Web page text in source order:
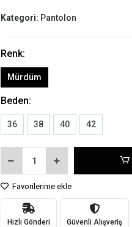
Kategori: Pantolon
Renk:
Mürdüm
Beden:
36 38 40 42
Favorilerime ekle
Hızlı Gönderi Güvenli Alışveriş